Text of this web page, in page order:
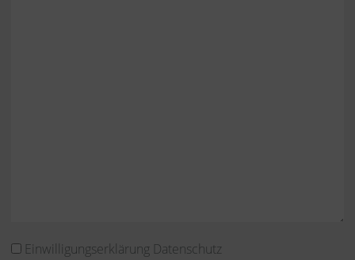
Einwilligungserklärung Datenschutz